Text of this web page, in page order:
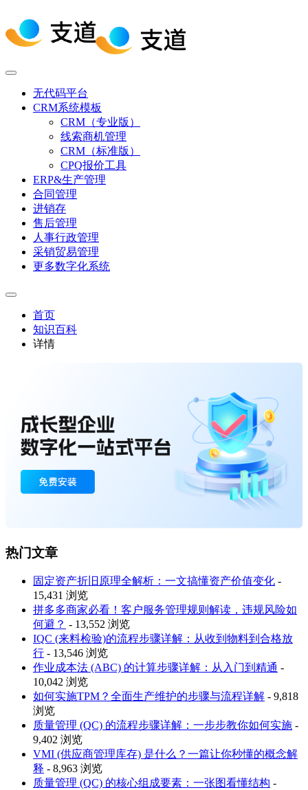
无代码平台
CRM系统模板
CRM（专业版）
线索商机管理
CRM（标准版）
CPQ报价工具
ERP&生产管理
合同管理
进销存
售后管理
人事行政管理
采销贸易管理
更多数字化系统
首页
知识百科
详情
热门文章
固定资产折旧原理全解析：一文搞懂资产价值变化 -
15,431 浏览
拼多多商家必看！客户服务管理规则解读，违规风险如
何避？ - 13,552 浏览
IQC (来料检验)的流程步骤详解：从收到物料到合格放
行 - 13,546 浏览
作业成本法 (ABC) 的计算步骤详解：从入门到精通 -
10,042 浏览
如何实施TPM？全面生产维护的步骤与流程详解 - 9,818
浏览
质量管理 (QC) 的流程步骤详解：一步步教你如何实施 -
9,402 浏览
VMI (供应商管理库存) 是什么？一篇让你秒懂的概念解
释 - 8,963 浏览
质量管理 (QC) 的核心组成要素：一张图看懂结构 -